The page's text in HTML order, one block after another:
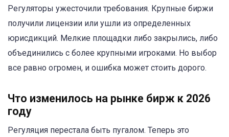
Регуляторы ужесточили требования. Крупные биржи
получили лицензии или ушли из определенных
юрисдикций. Мелкие площадки либо закрылись, либо
объединились с более крупными игроками. Но выбор
все равно огромен, и ошибка может стоить дорого.
Что изменилось на рынке бирж к 2026
году
Регуляция перестала быть пугалом. Теперь это